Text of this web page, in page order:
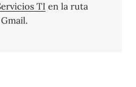
TI en la ruta